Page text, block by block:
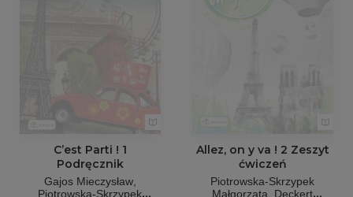
C’est Parti ! 1
Podręcznik
Gajos Mieczysław
Piotrowska-Skrzypek
Allez, on y va ! 2 Zeszyt
ćwiczeń
Piotrowska-Skrzypek
Małgorzata
Deckert